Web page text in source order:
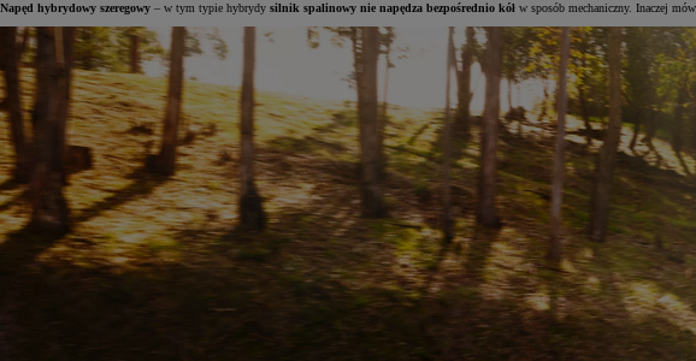
Napęd hybrydowy szeregowy – w tym typie hybrydy silnik spalinowy nie napędza bezpośrednio kół w sposób mechaniczny. Inaczej